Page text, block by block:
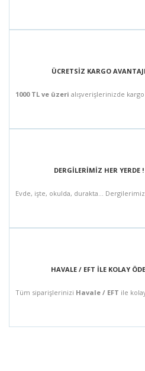
ÜCRETSİZ KARGO AVANTAJI
1000 TL ve üzeri alışverişlerinizde
DERGİLERİMİZ HER YERDE !
Evde, işte, okulda, durakta...
HAVALE / EFT İLE KOLAY
Tüm siparişlerinizi Havale / EFT ile